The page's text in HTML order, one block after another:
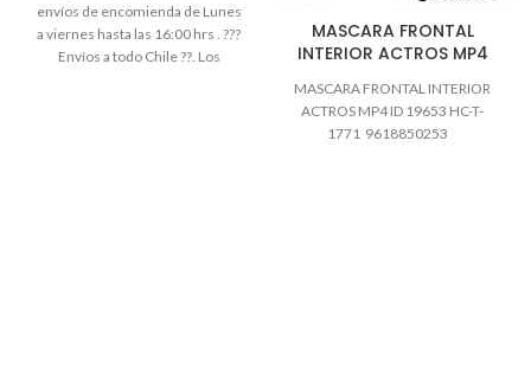
envíos de encomienda de Lunes
a viernes hasta las 16:00 hrs . ???
Envíos a todo Chile ??. Los
MASCARA FRONTAL
INTERIOR ACTROS MP4
MASCARA FRONTAL INTERIOR
ACTROS MP4 ID 19653 HC-T-
1771 9618850253